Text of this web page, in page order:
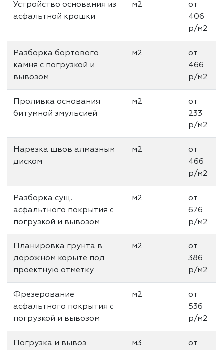
Устройство основания из
асфальтной крошки
м2
от
406
р/м2
Разборка бортового
камня с погрузкой и
вывозом
м2
от
466
р/м2
Проливка основания
битумной эмульсией
м2
от
233
р/м2
Нарезка швов алмазным
диском
м2
от
466
р/м2
Разборка сущ.
асфальтного покрытия с
погрузкой и вывозом
м2
от
676
р/м2
Планировка грунта в
дорожном корыте под
проектную отметку
м2
от
386
р/м2
Фрезерование
асфальтного покрытия с
погрузкой и вывозом
м2
от
536
р/м2
Погрузка и вывоз
м3
от